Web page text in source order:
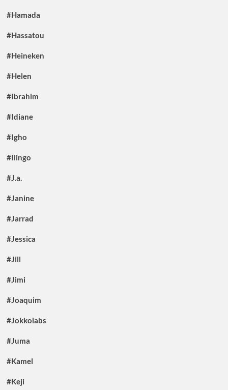
#Hamada
#Hassatou
#Heineken
#Helen
#Ibrahim
#Idiane
#Igho
#Ilingo
#J.a.
#Janine
#Jarrad
#Jessica
#Jill
#Jimi
#Joaquim
#Jokkolabs
#Juma
#Kamel
#Keji